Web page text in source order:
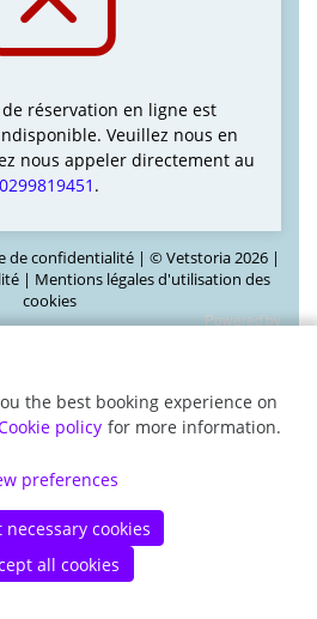
réservation en ligne est
Veuillez nous en
nous appeler directement au
0299819451 .
de confidentialité | ©Vetstoria2026 |
| Mentions légales d'utilisation des
cookies
the best booking experience on
policy for more information.
preferences
necessary cookies
all cookies